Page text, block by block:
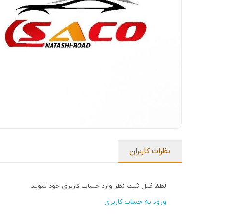
نظرات کاربران
لطفا قبل ثبت نظر وارد حساب کاربری خود شوید.
ورود به حساب کاربری